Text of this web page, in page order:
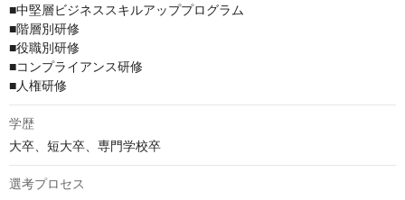
■中堅層ビジネススキルアッププログラム
■階層別研修
■役職別研修
■コンプライアンス研修
■人権研修
学歴
大卒、短大卒、専門学校卒
選考プロセス